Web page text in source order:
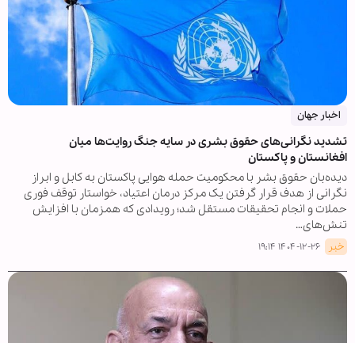
اخبار جهان
تشدید نگرانی‌های حقوق بشری در سایه جنگ روایت‌ها میان
افغانستان و پاکستان
دیده‌بان حقوق بشر با محکومیت حمله هوایی پاکستان به کابل و ابراز
نگرانی از هدف قرار گرفتن یک مرکز درمان اعتیاد، خواستار توقف فوری
حملات و انجام تحقیقات مستقل شد؛ رویدادی که همزمان با افزایش
تنش‌های…
خبر ۱۴۰۴-۱۲-۲۶ ۱۹:۱۴